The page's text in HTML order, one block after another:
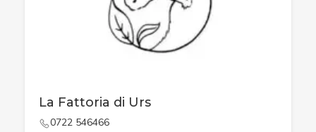
La Fattoria di Urs
0722 546466